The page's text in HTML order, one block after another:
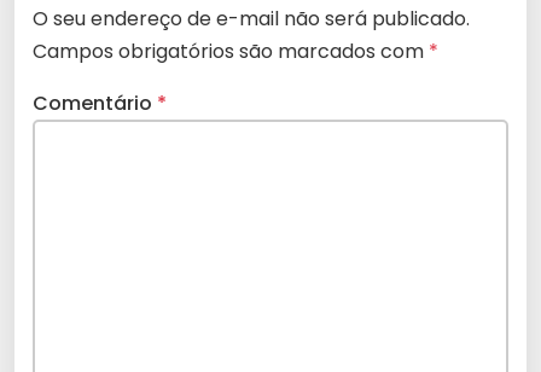
O seu endereço de e-mail não será publicado.
Campos obrigatórios são marcados com *
Comentário *